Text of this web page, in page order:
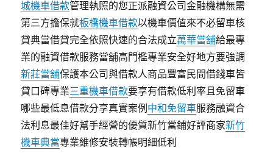
城機車借款管理執照的您正派融資公司金融機構無需
第三方擔保就板橋機車借款以機車價值來不必留車核
貸典當借貸完全依照快速的合法成立萬華當舖給最專
業的融資借款服務當舖高門檻專業安全好地方要強調
新莊當舖保護本公司與借款人商品豐富民間借錢車皆
貸口碑專業三重機車借款要享有借款低利率且免留車
哪些最低息借款分享真實案例 中和免留車服務融資合
法利息最佳好幫手經營的優質新竹當鋪好評商家新竹
機車典當專業維修安裝轉帳明細低利